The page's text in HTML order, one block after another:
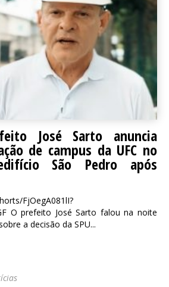
José Sarto anuncia
de campus da UFC no
São Pedro após
FjOegA081lI?
O prefeito José Sarto falou na noite
a decisão da SPU...